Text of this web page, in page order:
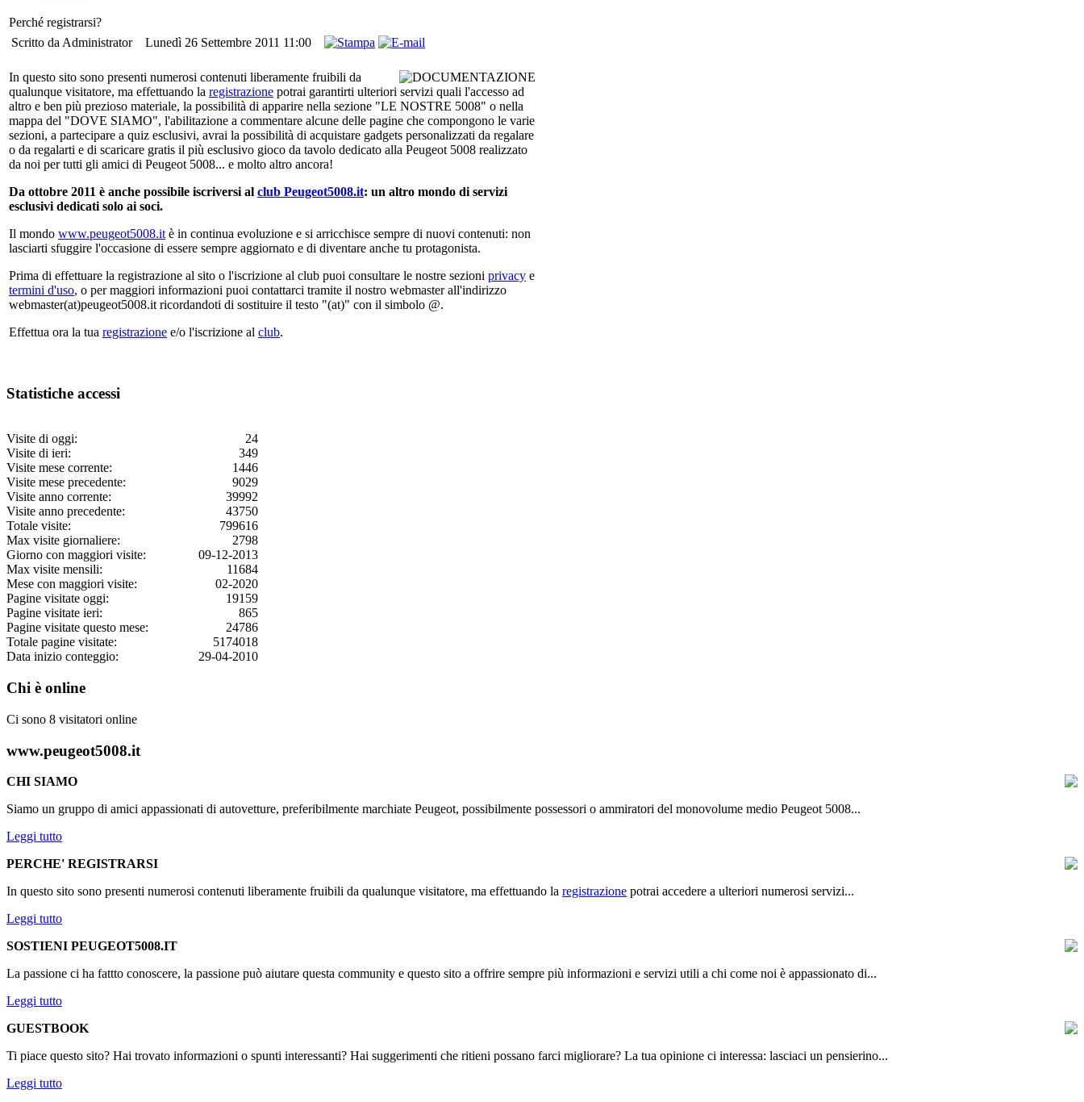
Perché registrarsi?
Scritto da Administrator
Lunedì 26 Settembre 2011 11:00
In questo sito sono presenti numerosi contenuti liberamente fruibili da
qualunque visitatore, ma effettuando la registrazione potrai garantirti ulteriori servizi quali l'accesso ad
altro e ben più prezioso materiale, la possibilità di apparire nella sezione "LE NOSTRE 5008" o nella
mappa del "DOVE SIAMO", l'abilitazione a commentare alcune delle pagine che compongono le varie
sezioni, a partecipare a quiz esclusivi, avrai la possibilità di acquistare gadgets personalizzati da regalare
o da regalarti e di scaricare gratis il più esclusivo gioco da tavolo dedicato alla Peugeot 5008 realizzato
da noi per tutti gli amici di Peugeot 5008... e molto altro ancora!
Da ottobre 2011 è anche possibile iscriversi al club Peugeot5008.it: un altro mondo di servizi
esclusivi dedicati solo ai soci.
Il mondo www.peugeot5008.it è in continua evoluzione e si arricchisce sempre di nuovi contenuti: non
lasciarti sfuggire l'occasione di essere sempre aggiornato e di diventare anche tu protagonista.
Prima di effettuare la registrazione al sito o l'iscrizione al club puoi consultare le nostre sezioni privacy e
termini d'uso, o per maggiori informazioni puoi contattarci tramite il nostro webmaster all'indirizzo
webmaster(at)peugeot5008.it ricordandoti di sostituire il testo "(at)" con il simbolo @.
Effettua ora la tua registrazione e/o l'iscrizione al club.
Statistiche accessi
Visite di oggi:
24
Visite di ieri:
349
Visite mese corrente:
1446
Visite mese precedente:
9029
Visite anno corrente:
39992
Visite anno precedente:
43750
Totale visite:
799616
Max visite giornaliere:
2798
Giorno con maggiori visite:
09-12-2013
Max visite mensili:
11684
Mese con maggiori visite:
02-2020
Pagine visitate oggi:
19159
Pagine visitate ieri:
865
Pagine visitate questo mese:
24786
Totale pagine visitate:
5174018
Data inizio conteggio:
29-04-2010
Chi è online
Ci sono 8 visitatori online
www.peugeot5008.it
CHI SIAMO
Siamo un gruppo di amici appassionati di autovetture, preferibilmente marchiate Peugeot, possibilmente possessori o ammiratori del monovolume medio Peugeot 5008...
Leggi tutto
PERCHE' REGISTRARSI
In questo sito sono presenti numerosi contenuti liberamente fruibili da qualunque visitatore, ma effettuando la registrazione potrai accedere a ulteriori numerosi servizi...
Leggi tutto
SOSTIENI PEUGEOT5008.IT
La passione ci ha fattto conoscere, la passione può aiutare questa community e questo sito a offrire sempre più informazioni e servizi utili a chi come noi è appassionato di...
Leggi tutto
GUESTBOOK
Ti piace questo sito? Hai trovato informazioni o spunti interessanti? Hai suggerimenti che ritieni possano farci migliorare? La tua opinione ci interessa: lasciaci un pensierino...
Leggi tutto